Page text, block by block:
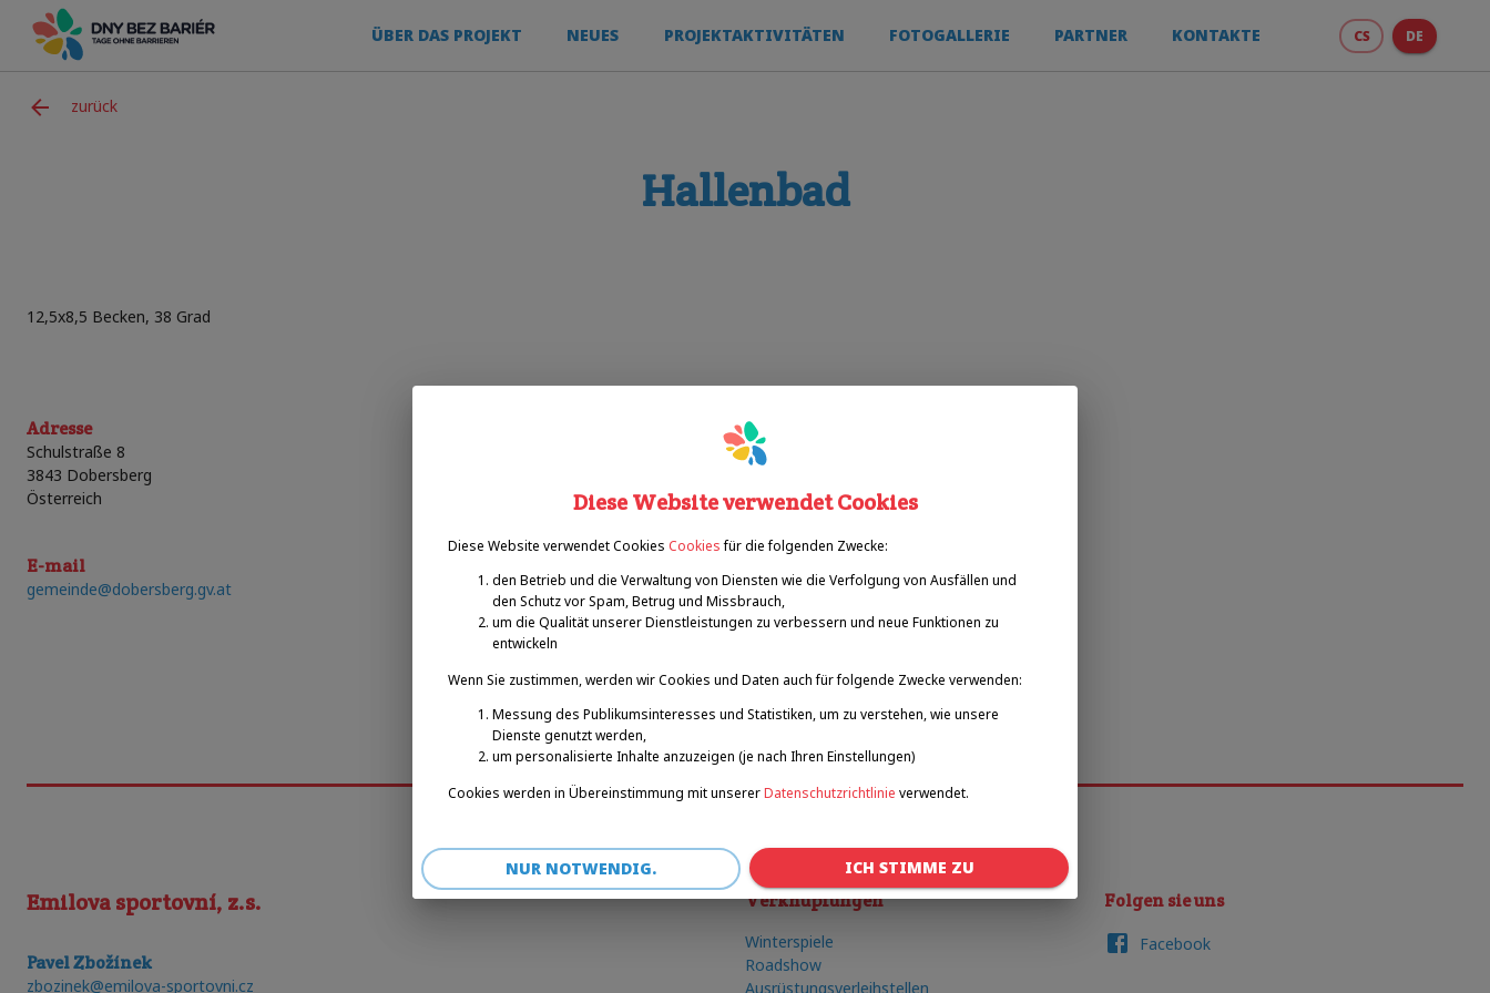
ÜBER DAS PROJEKT NEUES PROJEKTAKTIVITÄTEN FOTOGALLERIE PARTNER KONTAKTE CS DE
zurück
Hallenbad
12,5x8,5 Becken, 38 Grad
Adresse
Schulstraße 8
3843 Dobersberg
Österreich
E-mail
gemeinde@dobersberg.gv.at
Emilova sportovní, z.s.
Pavel Zbožínek
zbozinek@emilova-sportovni.cz
Verknüpfungen
Winterspiele
Roadshow
Ausrüstungsverleihstellen
Folgen sie uns
Facebook
Diese Website verwendet Cookies
Diese Website verwendet Cookies Cookies für die folgenden Zwecke:
den Betrieb und die Verwaltung von Diensten wie die Verfolgung von Ausfällen und
den Schutz vor Spam, Betrug und Missbrauch,
um die Qualität unserer Dienstleistungen zu verbessern und neue Funktionen zu
entwickeln
Wenn Sie zustimmen, werden wir Cookies und Daten auch für folgende Zwecke verwenden:
Messung des Publikumsinteresses und Statistiken, um zu verstehen, wie unsere
Dienste genutzt werden,
um personalisierte Inhalte anzuzeigen (je nach Ihren Einstellungen)
Cookies werden in Übereinstimmung mit unsererDatenschutzrichtlinie verwendet.
NUR NOTWENDIG. ICH STIMME ZU